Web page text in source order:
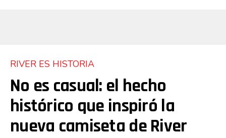
RIVER ES HISTORIA
No es casual: el hecho
histórico que inspiró la
nueva camiseta de River